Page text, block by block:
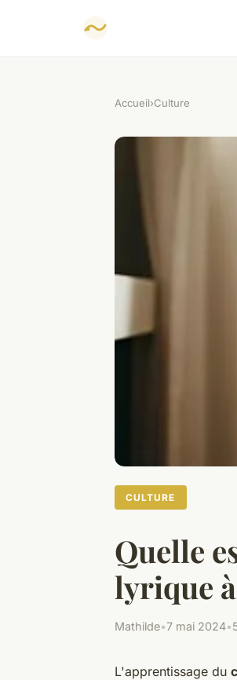
Accueil›Culture
CULTURE
Quelle
lyrique
Mathilde•7 mai 2024•
L'apprentissage du